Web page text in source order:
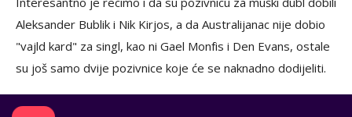
Aleksander Bublik i Nik Kirjos, a da Australijanac nije dobio
"vajld kard" za singl, kao ni Gael Monfis i Den Evans, ostale
su još samo dvije pozivnice koje će se naknadno dodijeliti.